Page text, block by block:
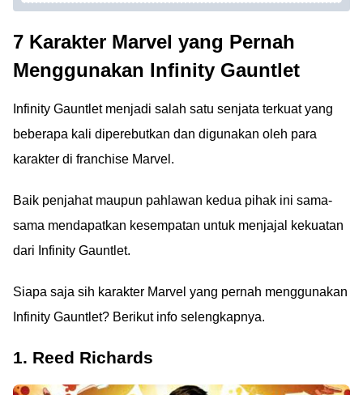
7 Karakter Marvel yang Pernah
Menggunakan Infinity Gauntlet
Infinity Gauntlet menjadi salah satu senjata terkuat yang
beberapa kali diperebutkan dan digunakan oleh para
karakter di franchise Marvel.
Baik penjahat maupun pahlawan kedua pihak ini sama-
sama mendapatkan kesempatan untuk menjajal kekuatan
dari Infinity Gauntlet.
Siapa saja sih karakter Marvel yang pernah menggunakan
Infinity Gauntlet? Berikut info selengkapnya.
1. Reed Richards